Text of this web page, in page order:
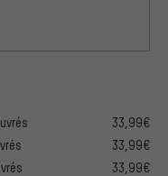
33,99€
33,99€
33,99€